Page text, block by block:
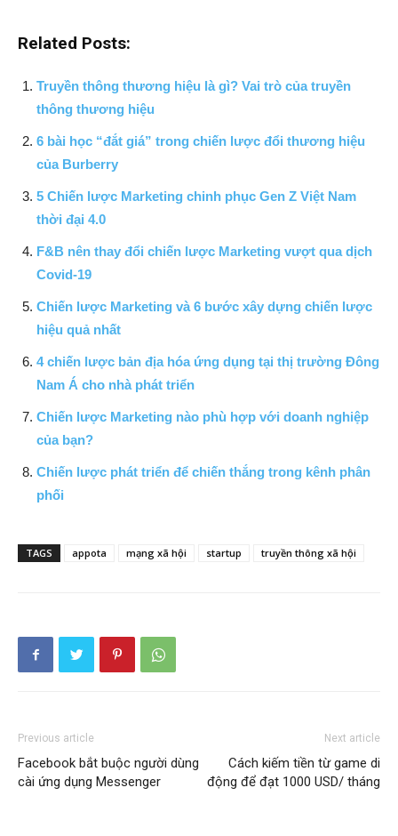
Related Posts:
Truyền thông thương hiệu là gì? Vai trò của truyền
thông thương hiệu
6 bài học “đắt giá” trong chiến lược đổi thương hiệu
của Burberry
5 Chiến lược Marketing chinh phục Gen Z Việt Nam
thời đại 4.0
F&B nên thay đổi chiến lược Marketing vượt qua dịch
Covid-19
Chiến lược Marketing và 6 bước xây dựng chiến lược
hiệu quả nhất
4 chiến lược bản địa hóa ứng dụng tại thị trường Đông
Nam Á cho nhà phát triển
Chiến lược Marketing nào phù hợp với doanh nghiệp
của bạn?
Chiến lược phát triển để chiến thắng trong kênh phân
phối
TAGS appota mạng xã hội startup truyền thông xã hội
Previous article
Facebook bắt buộc người dùng
cài ứng dụng Messenger
Next article
Cách kiếm tiền từ game di
động để đạt 1000 USD/ tháng